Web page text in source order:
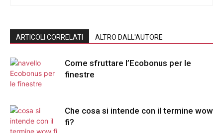
ARTICOLI CORRELATI ALTRO DALL'AUTORE
Come sfruttare l’Ecobonus per le
finestre
Che cosa si intende con il termine wow
fi?